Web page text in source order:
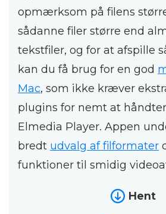
opmærksom på filens
sådanne filer større end
tekstfiler, og for at afspille
kan du få brug for en god
Mac, som ikke kræver
plugins for nemt at
Elmedia Player. Appen
bredt udvalg af filformater
funktioner til smidig
Hent